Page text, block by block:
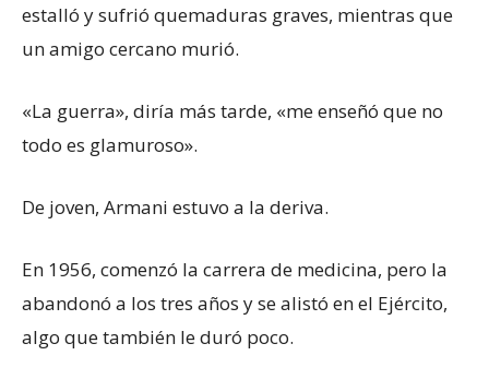
estalló y sufrió quemaduras graves, mientras que
un amigo cercano murió.
«La guerra», diría más tarde, «me enseñó que no
todo es glamuroso».
De joven, Armani estuvo a la deriva.
En 1956, comenzó la carrera de medicina, pero la
abandonó a los tres años y se alistó en el Ejército,
algo que también le duró poco.